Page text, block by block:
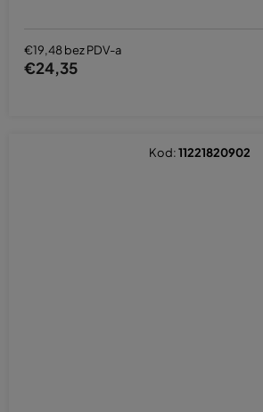
€19,48 bez PDV-a
€24,35
Kod:11221820902